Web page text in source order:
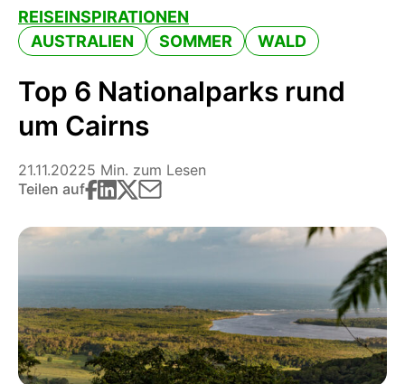
REISEINSPIRATIONEN
AUSTRALIEN
SOMMER WALD
Top 6 Nationalparks rund
um Cairns
21.11.20225 Min. zum Lesen
Teilen auf